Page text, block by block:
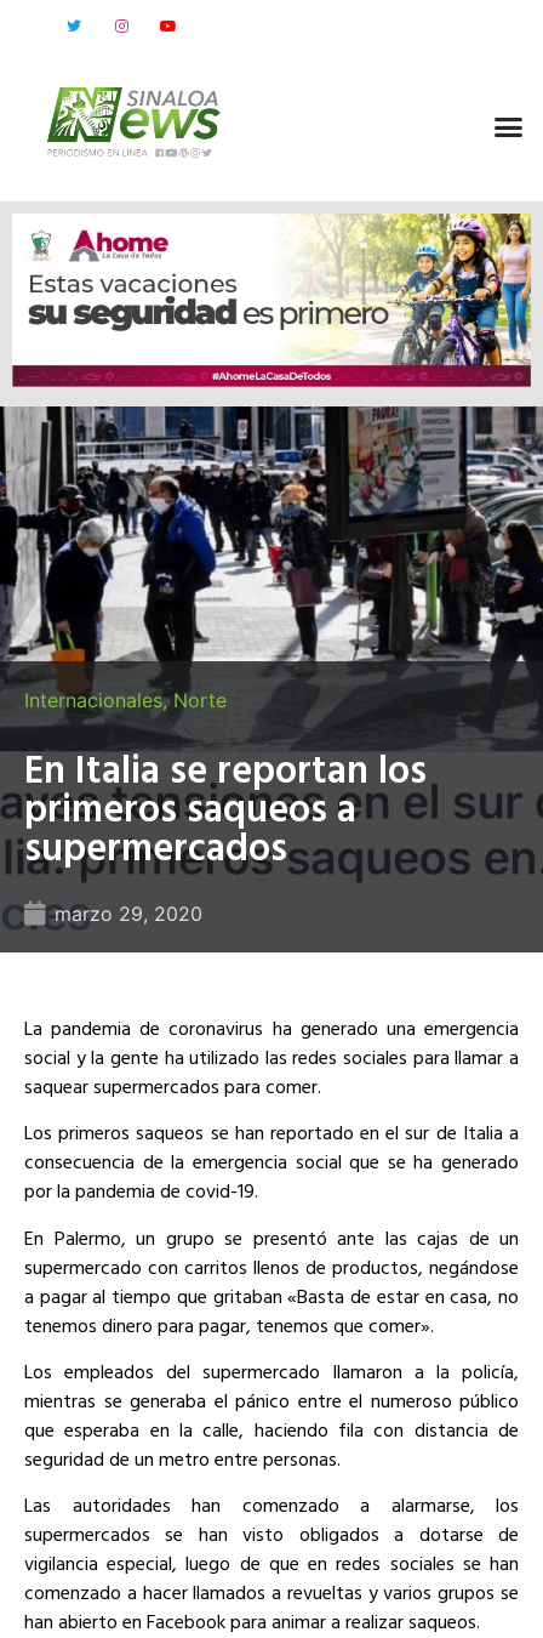
Internacionales,Norte
En Italia se reportan los
primeros saqueos a
supermercados
marzo 29, 2020
La pandemia de coronavirus ha generado una emergencia
social y la gente ha utilizado las redes sociales para llamar a
saquear supermercados para comer.
Los primerossaqueos se han reportado en el sur de Italia a
consecuencia de la emergencia social que se ha generado
por la pandemia de covid-19.
En Palermo, un grupo se presentó ante las cajas de un
supermercado con carritos llenos de productos, negándose
a pagar al tiempo que gritaban «Basta de estar en casa, no
tenemos dinero para pagar, tenemos que comer».
Los empleados del supermercado llamaron a la policía,
mientras se generaba el pánico entre el numeroso público
que esperaba en la calle, haciendo fila con distancia de
seguridad de un metro entre personas.
Las autoridades han comenzado a alarmarse, los
supermercados se han visto obligados a dotarse de
vigilancia especial, luego de que en redes sociales se han
comenzado a hacer llamados a revueltas y varios grupos se
han abierto en Facebook para animar a realizarsaqueos.